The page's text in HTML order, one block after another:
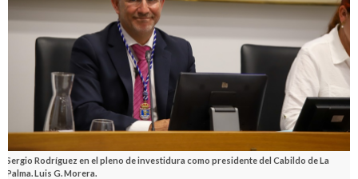
Sergio Rodríguez en el pleno de investidura como presidente del Cabildo de La
Palma. Luis G. Morera.